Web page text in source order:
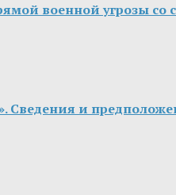
военной угрозы со
Сведения и